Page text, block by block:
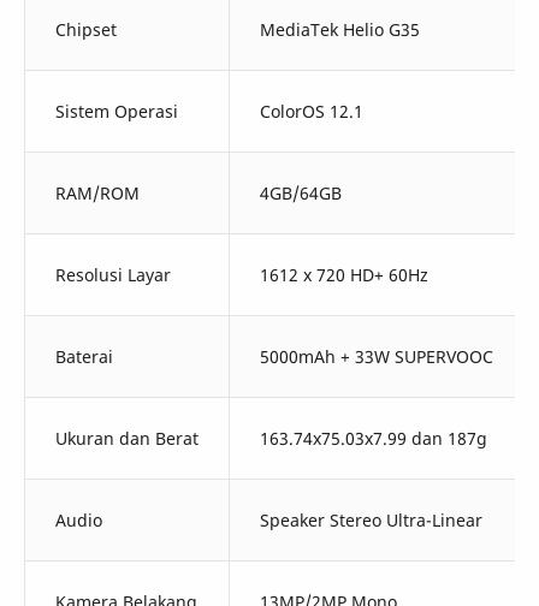
Chipset MediaTek Helio G35
Sistem Operasi ColorOS 12.1
RAM/ROM 4GB/64GB
Resolusi Layar 1612 x 720 HD+ 60Hz
Baterai 5000mAh + 33W SUPERVOOC
Ukuran dan Berat 163.74x75.03x7.99 dan 187g
Audio Speaker Stereo Ultra-Linear